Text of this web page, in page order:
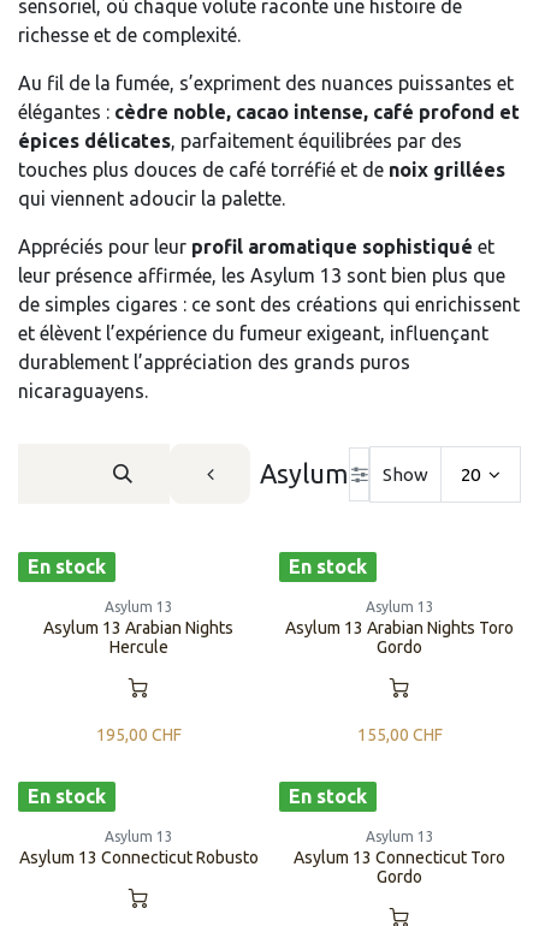
sensoriel, où chaque volute raconte une histoire de
richesse et de complexité.
Au fil de la fumée, s’expriment des nuances puissantes et
élégantes : cèdre noble, cacao intense, café profond et
épices délicates, parfaitement équilibrées par des
touches plus douces de café torréfié et de noix grillées
qui viennent adoucir la palette.
Appréciés pour leur profil aromatique sophistiqué et
leur présence affirmée, les Asylum 13 sont bien plus que
de simples cigares : ce sont des créations qui enrichissent
et élèvent l’expérience du fumeur exigeant, influençant
durablement l’appréciation des grands puros
nicaraguayens.
Asylum Show 20
En stock
Asylum 13
Asylum 13 Arabian Nights
Hercule
195,00 CHF
En stock
Asylum 13
Asylum 13 Arabian Nights Toro
Gordo
155,00 CHF
En stock
Asylum 13
Asylum 13 Connecticut Robusto
En stock
Asylum 13
Asylum 13 Connecticut Toro
Gordo